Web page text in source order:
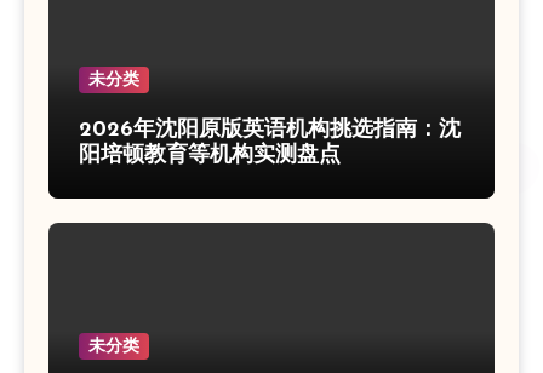
未分类
2026年沈阳原版英语机构挑选指南：沈
阳培顿教育等机构实测盘点
未分类